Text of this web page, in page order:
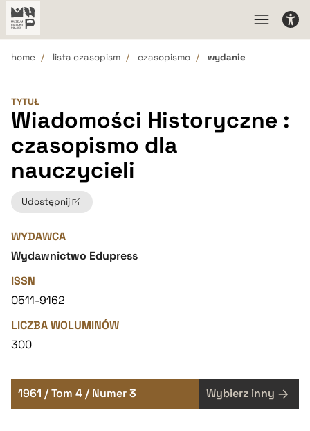
home lista czasopism czasopismo wydanie
TYTUŁ
Wiadomości Historyczne :
czasopismo dla
nauczycieli
Udostępnij
WYDAWCA
Wydawnictwo Edupress
ISSN
0511-9162
LICZBA WOLUMINÓW
300
1961 / Tom 4 / Numer 3 Wybierz inny